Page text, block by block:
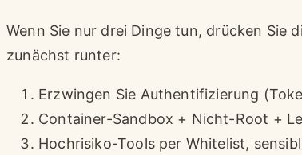
Wenn Sie nur drei Dinge tun, drücken Sie
zunächst runter:
Erzwingen Sie Authentifizierung
Container-Sandbox + Nicht-Root +
Hochrisiko-Tools per Whitelist,